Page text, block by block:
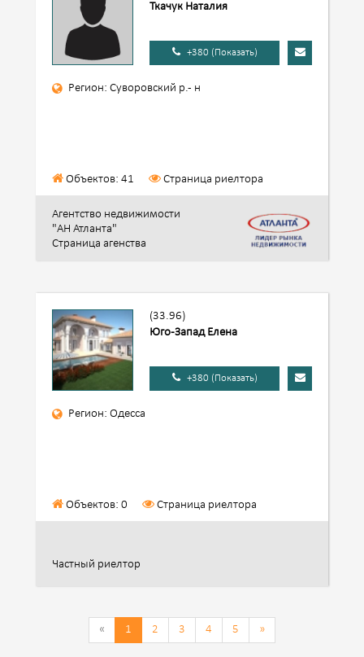
Ткачук Наталия
+380 (Показать)
Регион: Суворовский р.- н
Объектов: 41 Страница риелтора
Агентство недвижимости
"АН Атланта"
Страница агенства
(33.96)
Юго-Запад Елена
+380 (Показать)
Регион: Одесса
Объектов: 0 Страница риелтора
Частный риелтор
« 1 2 3 4 5 »